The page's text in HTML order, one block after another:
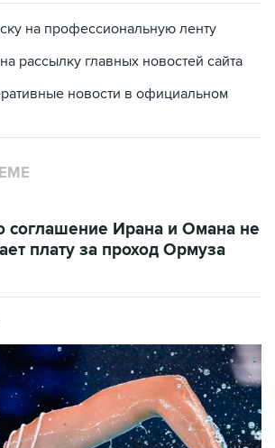
на профессиональную ленту
рассылку главных новостей сайта
новости в официальном
соглашение Ирана и Омана не
плату за проход Ормуза